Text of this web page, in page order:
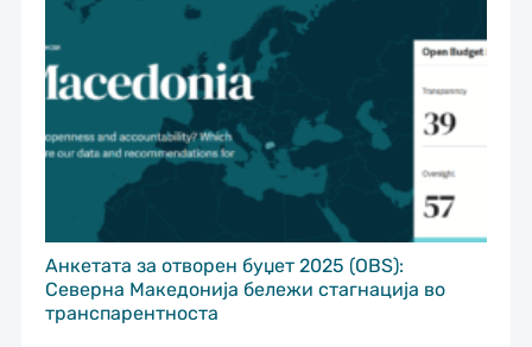
Анкетата за отворен буџет 2025 (OBS):
Северна Македонија бележи стагнација во
транспарентноста